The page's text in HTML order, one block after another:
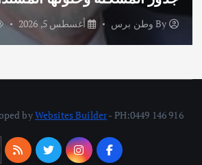
وطن برس أغسطس 5, 2026
byWebsites Builder- PH:0449 146 916